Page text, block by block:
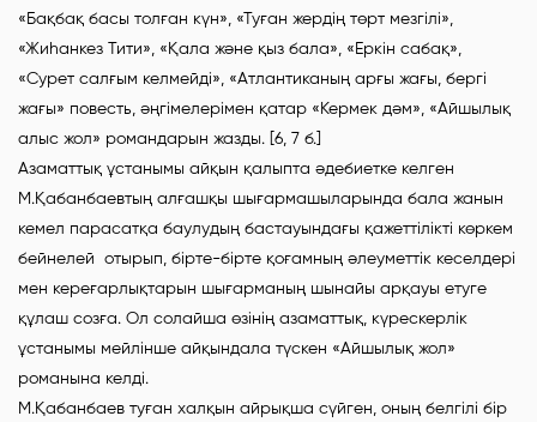
«Бақбақ басы толған күн», «Туған жердің төрт мезгілі»,
«Жиһанкез Тити», «Қала және қыз бала», «Еркін сабақ»,
«Сурет салғым келмейді», «Атлантиканың арғы жағы, бергі
жағы» повесть, әңгімелерімен қатар «Кермек дәм», «Айшылық
алыс жол» романдарын жазды. [6, 7 б.]
Азаматтық ұстанымы айқын қалыпта әдебиетке келген
М.Қабанбаевтың алғашқы шығармашыларында бала жанын
кемел парасатқа баулудың бастауындағы қажеттілікті көркем
бейнелей отырып, бірте-бірте қоғамның әлеуметтік кеселдері
мен кереғарлықтарын шығарманың шынайы арқауы етуге
құлаш созға. Ол солайша өзінің азаматтық, күрескерлік
ұстанымы мейлінше айқындала түскен «Айшылық жол»
романына келді.
М.Қабанбаев туған халқын айрықша сүйген, оның белгілі бір